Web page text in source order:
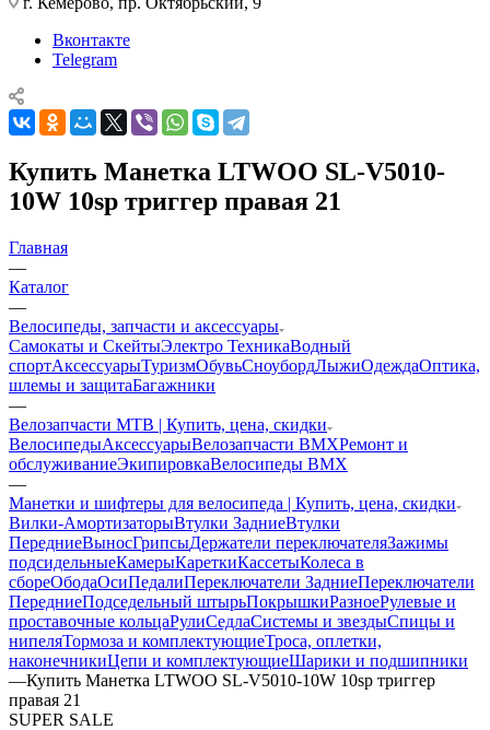
Вконтакте
Telegram
Купить Манетка LTWOO SL-V5010-
10W 10sp триггер правая 21
Главная
—
Каталог
—
Велосипеды, запчасти и аксессуары
Самокаты и СкейтыЭлектро ТехникаВодный
спортАксессуарыТуризмОбувьСноубордЛыжиОдеждаОптика,
шлемы и защитаБагажники
—
Велозапчасти MTB | Купить, цена, скидки
ВелосипедыАксессуарыВелозапчасти BMXРемонт и
обслуживаниеЭкипировкаВелосипеды BMX
—
Манетки и шифтеры для велосипеда | Купить, цена, скидки
Вилки-АмортизаторыВтулки ЗадниеВтулки
ПередниеВыносГрипсыДержатели переключателяЗажимы
подсидельныеКамерыКареткиКассетыКолеса в
сбореОбодаОсиПедалиПереключатели ЗадниеПереключатели
ПередниеПодседельный штырьПокрышкиРазноеРулевые и
проставочные кольцаРулиСедлаСистемы и звездыСпицы и
нипеляТормоза и комплектующиеТроса, оплетки,
наконечникиЦепи и комплектующиеШарики и подшипники
—Купить Манетка LTWOO SL-V5010-10W 10sp триггер
правая 21
SUPER SALE